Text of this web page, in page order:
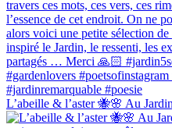
L’abeille & l’aster 🐝🌸 Au